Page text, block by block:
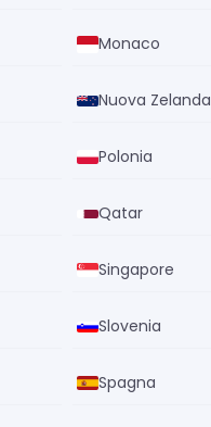
Monaco
Nuova Zelanda
Polonia
Qatar
Singapore
Slovenia
Spagna